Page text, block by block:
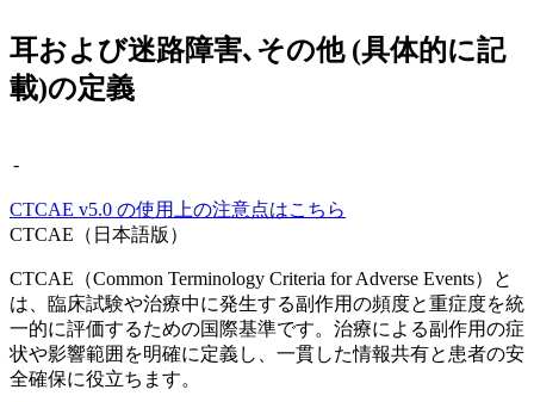
耳および迷路障害､その他 (具体的に記
載)の定義
-
CTCAE v5.0 の使用上の注意点はこちら
CTCAE（日本語版）
CTCAE（Common Terminology Criteria for Adverse Events）と
は、臨床試験や治療中に発生する副作用の頻度と重症度を統
一的に評価するための国際基準です。治療による副作用の症
状や影響範囲を明確に定義し、一貫した情報共有と患者の安
全確保に役立ちます。